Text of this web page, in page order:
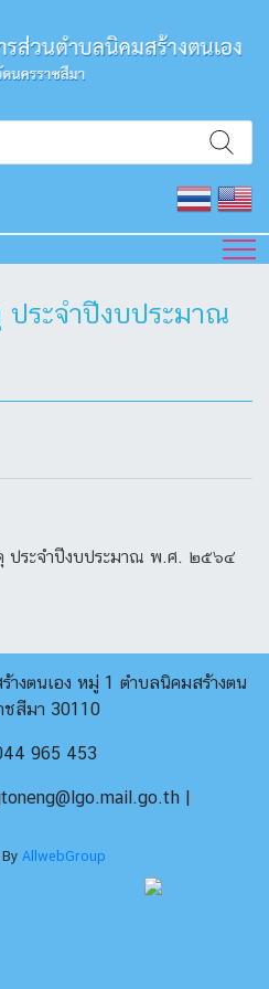
ระจำปีงบประมาณ
ประจำปีงบประมาณ พ.ศ. ๒๕๖๔
างตนเอง หมู่ 1 ตำบลนิคมสร้างตน
ชสีมา 30110
965 453
|
AllwebGroup